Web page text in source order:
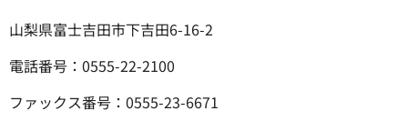
山梨県富士吉田市下吉田6-16-2
電話番号：0555-22-2100
ファックス番号：0555-23-6671